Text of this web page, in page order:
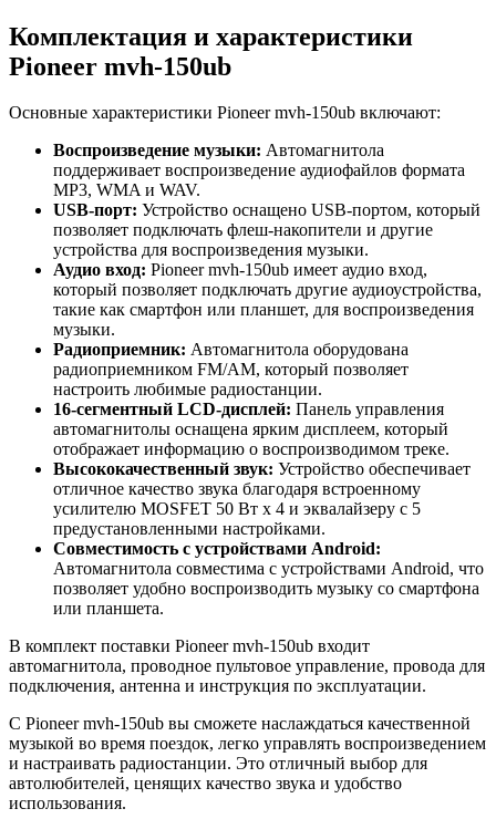
Комплектация и характеристики
Pioneer mvh-150ub
Основные характеристики Pioneer mvh-150ub включают:
Воспроизведение музыки: Автомагнитола
поддерживает воспроизведение аудиофайлов формата
MP3, WMA и WAV.
USB-порт: Устройство оснащено USB-портом, который
позволяет подключать флеш-накопители и другие
устройства для воспроизведения музыки.
Аудио вход: Pioneer mvh-150ub имеет аудио вход,
который позволяет подключать другие аудиоустройства,
такие как смартфон или планшет, для воспроизведения
музыки.
Радиоприемник: Автомагнитола оборудована
радиоприемником FM/AM, который позволяет
настроить любимые радиостанции.
16-сегментный LCD-дисплей: Панель управления
автомагнитолы оснащена ярким дисплеем, который
отображает информацию о воспроизводимом треке.
Высококачественный звук: Устройство обеспечивает
отличное качество звука благодаря встроенному
усилителю MOSFET 50 Вт x 4 и эквалайзеру с 5
предустановленными настройками.
Совместимость с устройствами Android:
Автомагнитола совместима с устройствами Android, что
позволяет удобно воспроизводить музыку со смартфона
или планшета.
В комплект поставки Pioneer mvh-150ub входит
автомагнитола, проводное пультовое управление, провода для
подключения, антенна и инструкция по эксплуатации.
С Pioneer mvh-150ub вы сможете наслаждаться качественной
музыкой во время поездок, легко управлять воспроизведением
и настраивать радиостанции. Это отличный выбор для
автолюбителей, ценящих качество звука и удобство
использования.